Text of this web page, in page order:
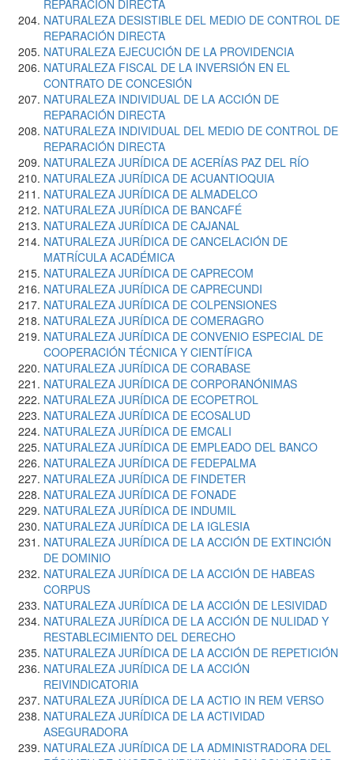
REPARACIÓN DIRECTA
NATURALEZA DESISTIBLE DEL MEDIO DE CONTROL DE
REPARACIÓN DIRECTA
NATURALEZA EJECUCIÓN DE LA PROVIDENCIA
NATURALEZA FISCAL DE LA INVERSIÓN EN EL
CONTRATO DE CONCESIÓN
NATURALEZA INDIVIDUAL DE LA ACCIÓN DE
REPARACIÓN DIRECTA
NATURALEZA INDIVIDUAL DEL MEDIO DE CONTROL DE
REPARACIÓN DIRECTA
NATURALEZA JURÍDICA DE ACERÍAS PAZ DEL RÍO
NATURALEZA JURÍDICA DE ACUANTIOQUIA
NATURALEZA JURÍDICA DE ALMADELCO
NATURALEZA JURÍDICA DE BANCAFÉ
NATURALEZA JURÍDICA DE CAJANAL
NATURALEZA JURÍDICA DE CANCELACIÓN DE
MATRÍCULA ACADÉMICA
NATURALEZA JURÍDICA DE CAPRECOM
NATURALEZA JURÍDICA DE CAPRECUNDI
NATURALEZA JURÍDICA DE COLPENSIONES
NATURALEZA JURÍDICA DE COMERAGRO
NATURALEZA JURÍDICA DE CONVENIO ESPECIAL DE
COOPERACIÓN TÉCNICA Y CIENTÍFICA
NATURALEZA JURÍDICA DE CORABASE
NATURALEZA JURÍDICA DE CORPORANÓNIMAS
NATURALEZA JURÍDICA DE ECOPETROL
NATURALEZA JURÍDICA DE ECOSALUD
NATURALEZA JURÍDICA DE EMCALI
NATURALEZA JURÍDICA DE EMPLEADO DEL BANCO
NATURALEZA JURÍDICA DE FEDEPALMA
NATURALEZA JURÍDICA DE FINDETER
NATURALEZA JURÍDICA DE FONADE
NATURALEZA JURÍDICA DE INDUMIL
NATURALEZA JURÍDICA DE LA IGLESIA
NATURALEZA JURÍDICA DE LA ACCIÓN DE EXTINCIÓN
DE DOMINIO
NATURALEZA JURÍDICA DE LA ACCIÓN DE HABEAS
CORPUS
NATURALEZA JURÍDICA DE LA ACCIÓN DE LESIVIDAD
NATURALEZA JURÍDICA DE LA ACCIÓN DE NULIDAD Y
RESTABLECIMIENTO DEL DERECHO
NATURALEZA JURÍDICA DE LA ACCIÓN DE REPETICIÓN
NATURALEZA JURÍDICA DE LA ACCIÓN
REIVINDICATORIA
NATURALEZA JURÍDICA DE LA ACTIO IN REM VERSO
NATURALEZA JURÍDICA DE LA ACTIVIDAD
ASEGURADORA
NATURALEZA JURÍDICA DE LA ADMINISTRADORA DEL